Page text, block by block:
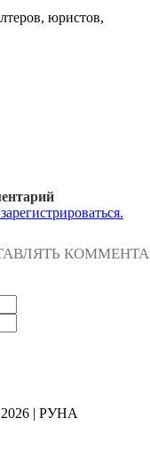
юристов,
2026 | РУНА